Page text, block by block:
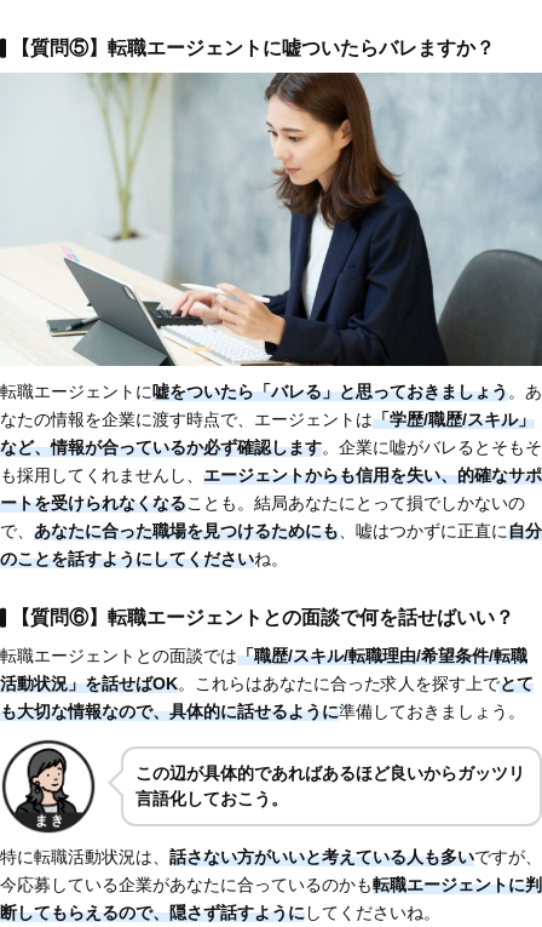
【質問⑤】転職エージェントに嘘ついたらバレますか？
転職エージェントに嘘をついたら「バレる」と思っておきましょう。あ
なたの情報を企業に渡す時点で、エージェントは「学歴/職歴/スキル」
など、情報が合っているか必ず確認します。企業に嘘がバレるとそもそ
も採用してくれませんし、 エージェントからも信用を失い、的確なサポ
ートを受けられなくなることも。結局あなたにとって損でしかないの
で、 あなたに合った職場を見つけるためにも 、嘘はつかずに正直に自分
のことを話すようにしてくださいね。
【質問⑥】転職エージェントとの面談で何を話せばいい？
転職エージェントとの面談では「職歴/スキル/転職理由/希望条件/転職
活動状況」を話せばOK。これらはあなたに合った求人を探す上でとて
も大切な情報なので、具体的に話せるように準備しておきましょう。
この辺が具体的であればあるほど良いからガッツリ
言語化しておこう。
特に転職活動状況は、 話さない方がいいと考えている人も多いですが、
今応募している企業があなたに合っているのかも転職エージェントに判
断してもらえるので、隠さず話すようにしてくださいね。